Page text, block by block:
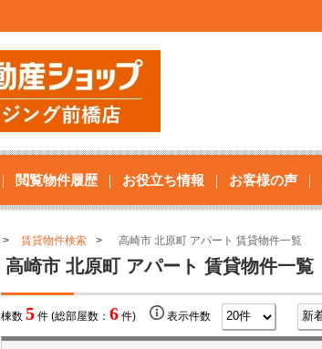
閲覧物件履歴 お役立ち情報 お客様の声
賃貸物件検索 高崎市 北原町 アパート 賃貸物件一覧
高崎市 北原町 アパート 賃貸物件一覧
棟数 5 件 (総部屋数： 6 件) 表示件数